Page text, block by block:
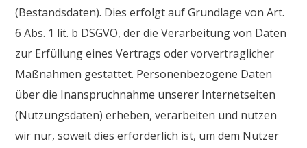
(Bestandsdaten). Dies erfolgt auf Grundlage von Art.
6 Abs. 1 lit. b DSGVO, der die Verarbeitung von Daten
zur Erfüllung eines Vertrags oder vorvertraglicher
Maßnahmen gestattet. Personenbezogene Daten
über die Inanspruchnahme unserer Internetseiten
(Nutzungsdaten) erheben, verarbeiten und nutzen
wir nur, soweit dies erforderlich ist, um dem Nutzer